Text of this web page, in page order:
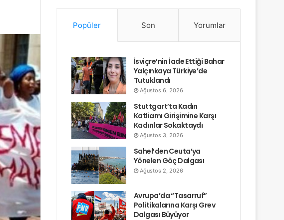
Popüler Son Yorumlar
İsviçre’nin İade Ettiği Bahar
Yalçınkaya Türkiye’de
Tutuklandı
Ağustos 6, 2026
Stuttgart’ta Kadın
Katliamı Girişimine Karşı
Kadınlar Sokaktaydı
Ağustos 3, 2026
Sahel’den Ceuta’ya
Yönelen Göç Dalgası
Ağustos 2, 2026
Avrupa’da “Tasarruf”
Politikalarına Karşı Grev
Dalgası Büyüyor